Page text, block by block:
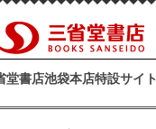
堂書店池袋本店特設サイト